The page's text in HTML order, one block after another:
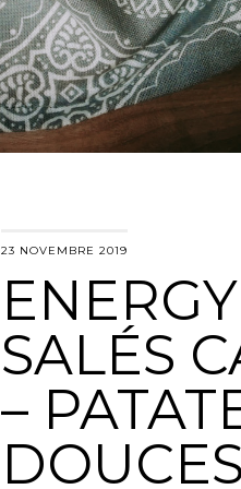
23 NOVEMBRE 2019
SALÉS
–